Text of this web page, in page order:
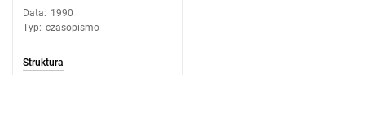
Tarnowskie Azoty : tygodnik Zakładów
Azotowych w Tarnowie. 1990
Data: 1990
Typ: czasopismo
Struktura